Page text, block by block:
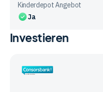
Kinderdepot Angebot
Ja
Vergleichstabelle
Investieren